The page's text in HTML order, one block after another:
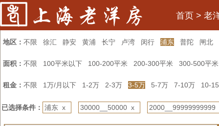
首页 > 老
地区： 不限 徐汇 静安 黄浦 长宁 卢湾 闵行 浦东 普陀 闸北
面积： 不限 100平米以下 100-200平米 200-300平米 300-500平米
租金： 不限 1万/月以下 1-2万 2-3万 3-5万 5-7万 7-10万 10-
已选择条件： 浦东 x 30000__50000 x